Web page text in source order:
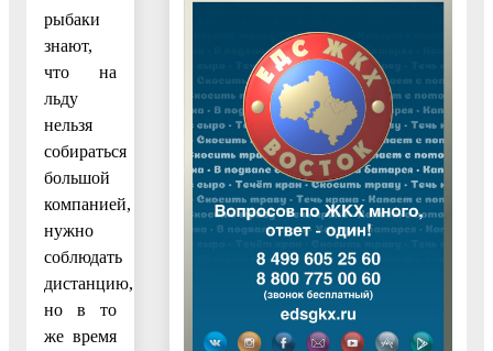
рыбаки
знают,
что на
льду
нельзя
собираться
большой
компанией,
нужно
соблюдать
дистанцию,
но в то
же время